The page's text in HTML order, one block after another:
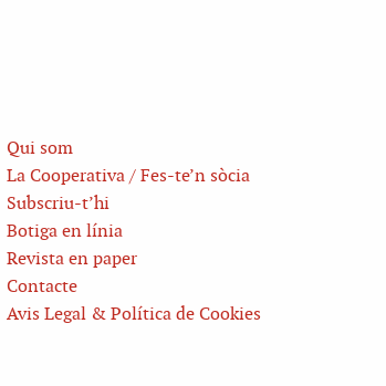
Qui som
La Cooperativa / Fes-te’n sòcia
Subscriu-t’hi
Botiga en línia
Revista en paper
Contacte
Avis Legal & Política de Cookies